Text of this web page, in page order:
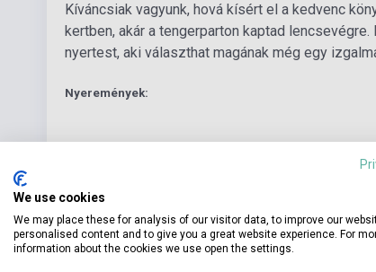
Kíváncsiak vagyunk, hová kísért el a kedvenc
kertben, akár a tengerparton kaptad
nyertest, aki választhat magának még egy
Nyeremények:
We use cookies
We may place these for analysis of our visitor data, to improve our
personalised content and to give you a great website experience. For
information about the cookies we use open the settings.